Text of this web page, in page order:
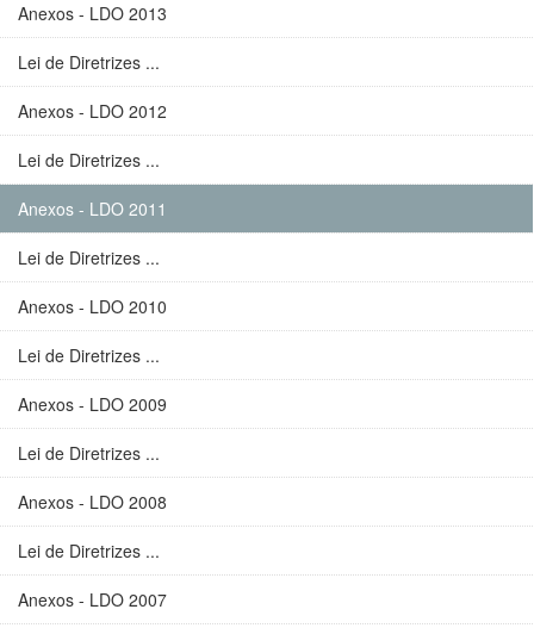
Anexos - LDO 2013
Lei de Diretrizes ...
Anexos - LDO 2012
Lei de Diretrizes ...
Anexos - LDO 2011
Lei de Diretrizes ...
Anexos - LDO 2010
Lei de Diretrizes ...
Anexos - LDO 2009
Lei de Diretrizes ...
Anexos - LDO 2008
Lei de Diretrizes ...
Anexos - LDO 2007